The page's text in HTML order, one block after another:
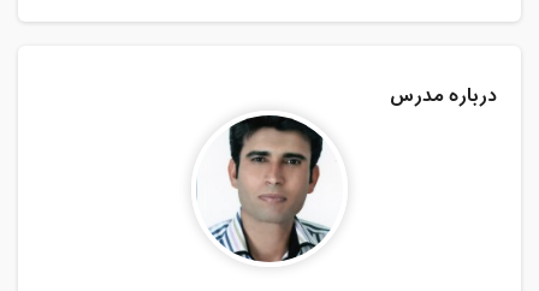
درباره مدرس